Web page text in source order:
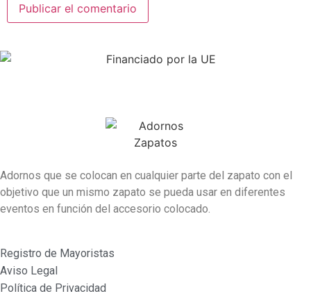
Adornos que se colocan en cualquier parte del zapato con el
objetivo que un mismo zapato se pueda usar en diferentes
eventos en función del accesorio colocado.
Registro de Mayoristas
Aviso Legal
Política de Privacidad